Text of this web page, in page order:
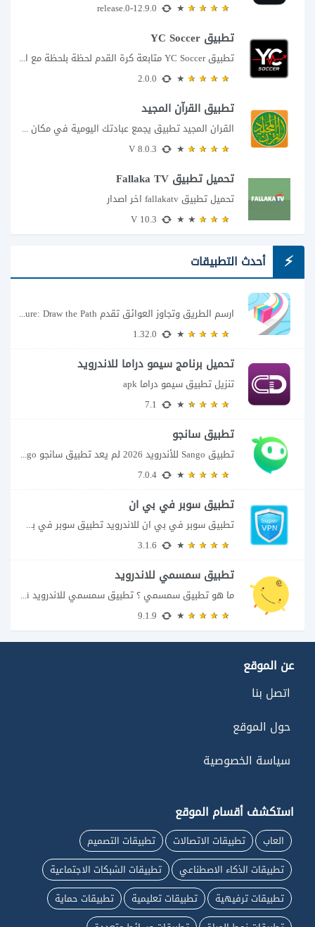
تطبيق YC Soccer
تطبيق YC Soccer متابعة كرة القدم لحظة بلحظة مع اقتراب مباراة مصر والأرجنتين في...
تطبيق القرآن المجيد
القران المجيد تطبيق يجمع عبادتك اليومية في مكان واحد إذا كنت تبحث عن تطبيق...
تحميل تطبيق Fallaka TV
تحميل تطبيق fallakatv اخر اصدار
أحدث التطبيقات
ارسم الطريق وتجاوز العوائق تقدم Color Adventure: Draw the Path فكرة بسيطة تتحول سريعًا...
تحميل برنامج سيمو دراما للاندرويد
تنزيل تطبيق سيمو دراما apk
تطبيق سانجو
تطبيق Sango للأندرويد 2026 لم يعد تطبيق سانجو Sango مجرد مساحة لإرسال الرسائل أو...
تطبيق سوبر في بي ان
تطبيق سوبر في بي ان للاندرويد تطبيق سوبر في بي ان من تطبيقات الشبكات...
تطبيق سمسمي للاندرويد
ما هو تطبيق سمسمي ؟ تطبيق سمسمي للاندرويد SimSimi هو برنامج دردشة افتراضية يسمح...
عن الموقع
اتصل بنا
حول الموقع
سياسة الخصوصية
استكشف أقسام الموقع
العاب تطبيقات الاتصالات
تطبيقات التصميم
تطبيقات الذكاء الاصطناعي
تطبيقات الشبكات الاجتماعية
تطبيقات ترفيهية
تطبيقات تعليمية
تطبيقات حماية